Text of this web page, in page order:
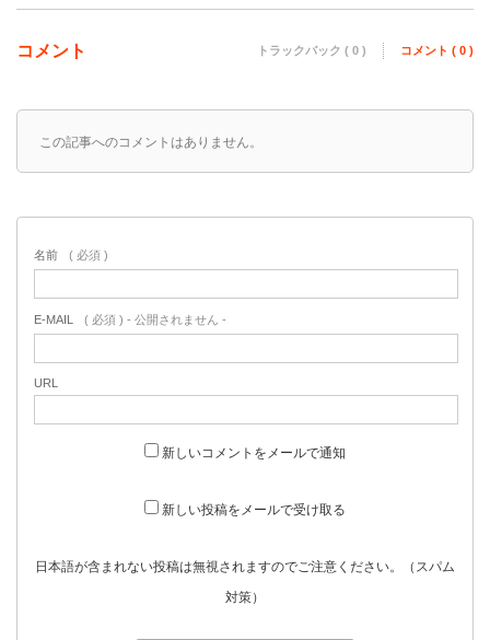
コメント トラックバック ( 0 ) コメント ( 0 )
この記事へのコメントはありません。
名前 ( 必須 )
E-MAIL ( 必須 ) - 公開されません -
URL
新しいコメントをメールで通知
新しい投稿をメールで受け取る
日本語が含まれない投稿は無視されますのでご注意ください。（スパム
対策）